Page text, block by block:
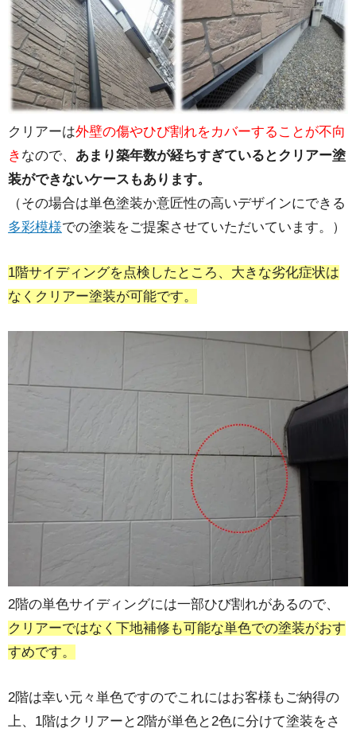
クリアーは外壁の傷やひび割れをカバーすることが不向
き なので、 あまり築年数が経ちすぎているとクリアー塗
装ができないケースもあります。
（その場合は単色塗装か意匠性の高いデザインにできる
多彩模様での塗装をご提案させていただいています。）
1階サイディングを点検したところ、大きな劣化症状は
なくクリアー塗装が可能です。
2階の単色サイディングには一部ひび割れがあるので、
クリアーではなく下地補修も可能な単色での塗装がおす
すめです。
2階は幸い元々単色ですのでこれにはお客様もご納得の
上、1階はクリアーと2階が単色と2色に分けて塗装をさ